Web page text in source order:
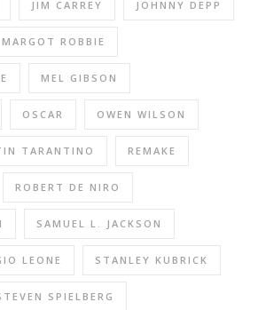
JIM CARREY JOHNNY DEPP
MARGOT ROBBIE
MEL GIBSON
OSCAR OWEN WILSON
TARANTINO REMAKE
ROBERT DE NIRO
SAMUEL L. JACKSON
LEONE STANLEY KUBRICK
SPIELBERG